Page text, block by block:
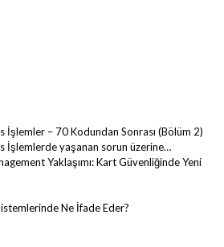
İşlemler – 70 Kodundan Sonrası (Bölüm 2)
İşlemlerde yaşanan sorun üzerine…
Yaklaşımı: Kart Güvenliğinde Yeni
Ne İfade Eder?